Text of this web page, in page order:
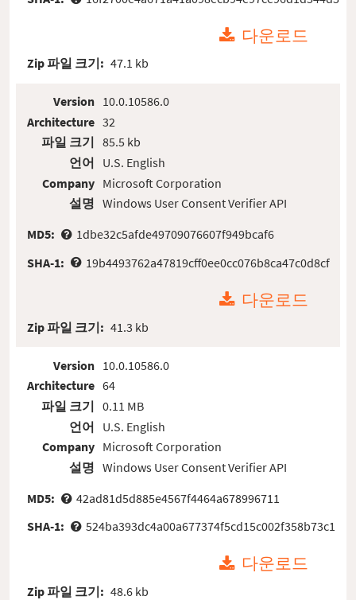
다운로드
Zip 파일 크기: 47.1 kb
Version
Architecture
파일 크기
언어
Company
설명
10.0.10586.0
32
85.5 kb
U.S. English
Microsoft Corporation
Windows User Consent Verifier API
MD5:
1dbe32c5afde49709076607f949bcaf6
SHA-1:
19b4493762a47819cff0ee0cc076b8ca47c0d8cf
다운로드
Zip 파일 크기: 41.3 kb
Version
Architecture
파일 크기
언어
Company
설명
10.0.10586.0
64
0.11 MB
U.S. English
Microsoft Corporation
Windows User Consent Verifier API
MD5:
42ad81d5d885e4567f4464a678996711
SHA-1:
524ba393dc4a00a677374f5cd15c002f358b73c1
다운로드
Zip 파일 크기: 48.6 kb